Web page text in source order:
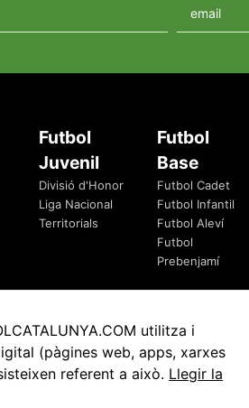
Futbol
Juvenil
Divisió d'Honor
Liga Nacional
Territorials
Futbol
Base
Futbol Cadet
Futbol Infantil
Futbol Aleví
Futbol
Prebenjamí
de Privacitat Política de Cookies
utilitza i
(pàgines web, apps, xarxes
referent a això. Llegir la